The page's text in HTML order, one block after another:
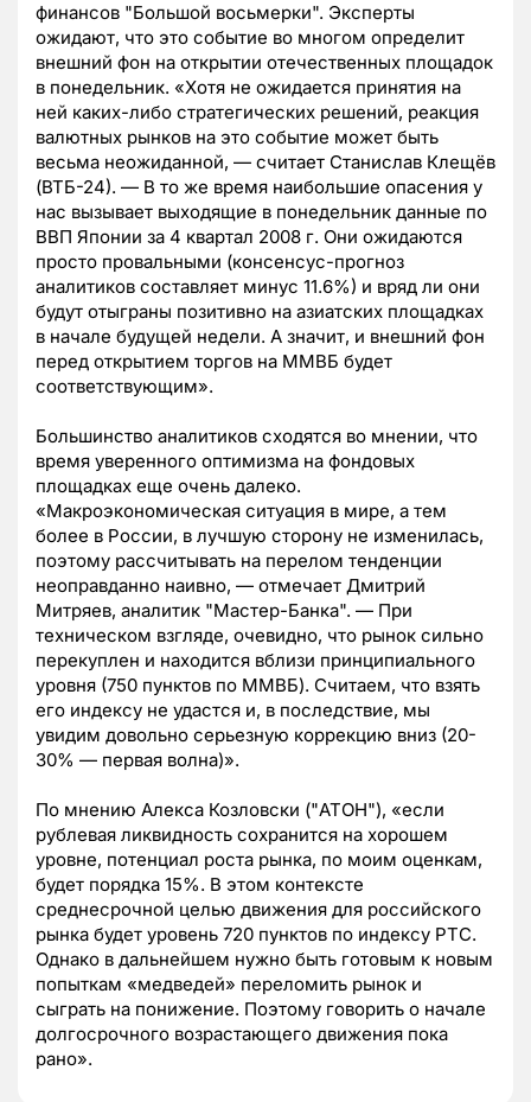
финансов "Большой восьмерки". Эксперты
ожидают, что это событие во многом определит
внешний фон на открытии отечественных площадок
в понедельник. «Хотя не ожидается принятия на
ней каких-либо стратегических решений, реакция
валютных рынков на это событие может быть
весьма неожиданной, — считает Станислав Клещёв
(ВТБ-24). — В то же время наибольшие опасения у
нас вызывает выходящие в понедельник данные по
ВВП Японии за 4 квартал 2008 г. Они ожидаются
просто провальными (консенсус-прогноз
аналитиков составляет минус 11.6%) и вряд ли они
будут отыграны позитивно на азиатских площадках
в начале будущей недели. А значит, и внешний фон
перед открытием торгов на ММВБ будет
соответствующим».
Большинство аналитиков сходятся во мнении, что
время уверенного оптимизма на фондовых
площадках еще очень далеко.
«Макроэкономическая ситуация в мире, а тем
более в России, в лучшую сторону не изменилась,
поэтому рассчитывать на перелом тенденции
неоправданно наивно, — отмечает Дмитрий
Митряев, аналитик "Мастер-Банка". — При
техническом взгляде, очевидно, что рынок сильно
перекуплен и находится вблизи принципиального
уровня (750 пунктов по ММВБ). Считаем, что взять
его индексу не удастся и, в последствие, мы
увидим довольно серьезную коррекцию вниз (20-
30% — первая волна)».
По мнению Алекса Козловски ("АТОН"), «если
рублевая ликвидность сохранится на хорошем
уровне, потенциал роста рынка, по моим оценкам,
будет порядка 15%. В этом контексте
cреднесрочной целью движения для российского
рынка будет уровень 720 пунктов по индексу РТС.
Однако в дальнейшем нужно быть готовым к новым
попыткам «медведей» переломить рынок и
сыграть на понижение. Поэтому говорить о начале
долгосрочного возрастающего движения пока
рано».